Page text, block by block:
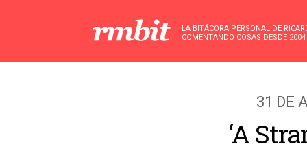
LA BITÁCORA PERSONAL DE
COMENTANDO COSAS DESDE 2004
31 DE
‘A